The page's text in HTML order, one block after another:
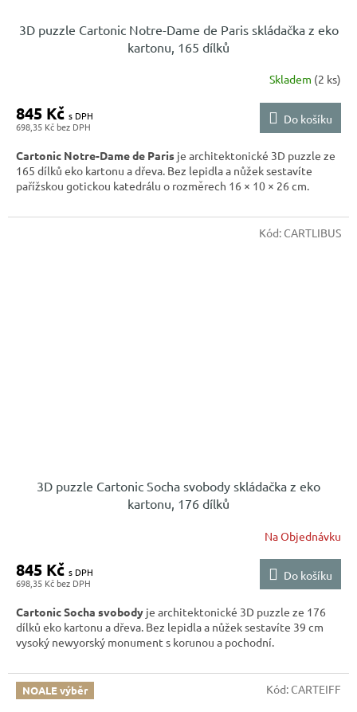
3D puzzle Cartonic Notre-Dame de Paris skládačka z eko
kartonu, 165 dílků
Skladem (2 ks)
698,35 Kč
845 Kč Do košíku
Cartonic Notre-Dame de Paris je architektonické 3D puzzle ze
165 dílků eko kartonu a dřeva. Bez lepidla a nůžek sestavíte
pařížskou gotickou katedrálu o rozměrech 16 × 10 × 26 cm.
3D puzzle Cartonic Socha svobody skládačka z eko
kartonu, 176 dílků
Na Objednávku
698,35 Kč
845 Kč Do košíku
Cartonic Socha svobody je architektonické 3D puzzle ze 176
dílků eko kartonu a dřeva. Bez lepidla a nůžek sestavíte 39 cm
vysoký newyorský monument s korunou a pochodní.
Kód: CARTLIBUS
NOALE výběr Kód: CARTEIFF